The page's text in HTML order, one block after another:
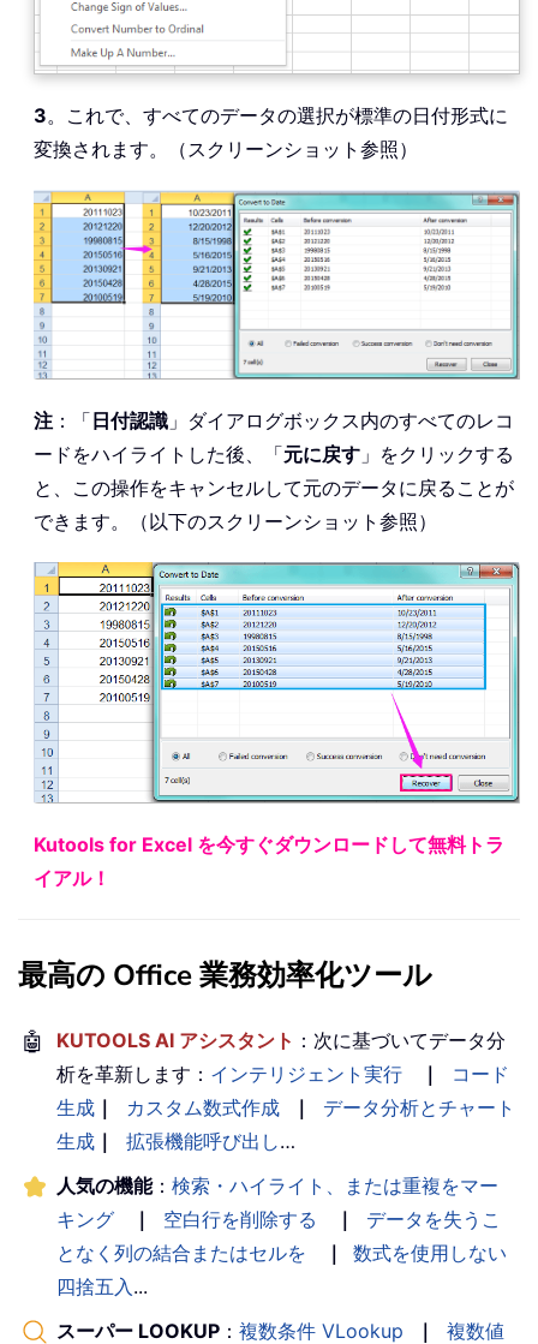
3。これで、すべてのデータの選択が標準の日付形式に
変換されます。（スクリーンショット参照）
注 ：「日付認識 」ダイアログボックス内のすべてのレコ
ードをハイライトした後、「元に戻す 」をクリックする
と、この操作をキャンセルして元のデータに戻ることが
できます。（以下のスクリーンショット参照）
Kutools for Excel を今すぐダウンロードして無料トラ
イアル！
最高の Office 業務効率化ツール
🤖 KUTOOLS AI アシスタント ：次に基づいてデータ分
析を革新します： インテリジェント実行 ｜
コード
生成 ｜ カスタム数式作成 ｜
データ分析とチャート
生成 ｜ 拡張機能呼び出し…
人気の機能： 検索・ハイライト、または重複をマー
キング
｜ 空白行を削除する ｜
データを失うこ
となく列の結合またはセルを
｜
数式を使用しない
四捨五入 ...
スーパー LOOKUP ： 複数条件 VLookup ｜
複数値